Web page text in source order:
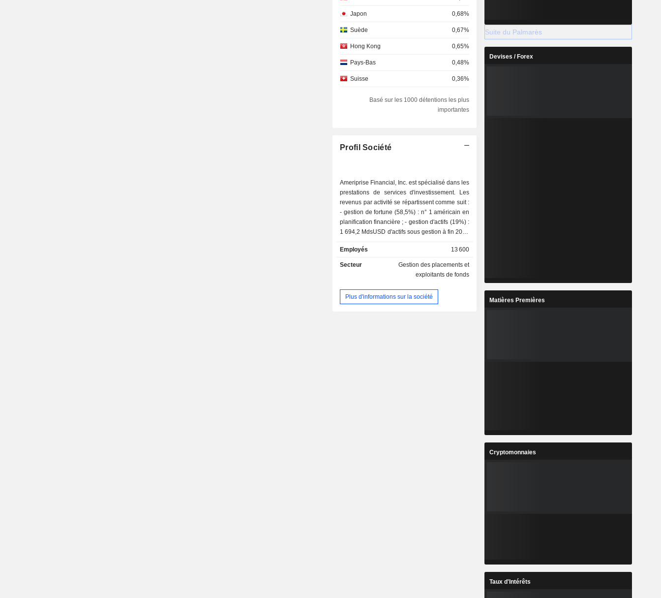
Japon 0,68%
Suède 0,67%
Hong Kong 0,65%
Pays-Bas 0,48%
Suisse 0,36%
0,32%
Corée du Sud 0,28%
Nouvelle-Zélande 0,11%
Italie 0,09%
Finlande 0,09%
0,03%
Îles Cayman
Espagne
Basé sur les 1000 détentions les plus
importantes
Profil Société
Ameriprise Financial, Inc. est spécialisé dans les
prestations de services d'investissement. Les
revenus par activité se répartissent comme suit :
- gestion de fortune (58,5%) : n° 1 américain en
planification financière ; - gestion d'actifs (19%) :
1 694,2 MdsUSD d'actifs sous gestion à fin 2025
Employés
13 600
Secteur
Gestion des placements et
exploitants de fonds
Plus d'informations sur la société
Suite du Palmarès
Devises / Forex
Matières Premières
Cryptomonnaies
Taux d'Intérêts